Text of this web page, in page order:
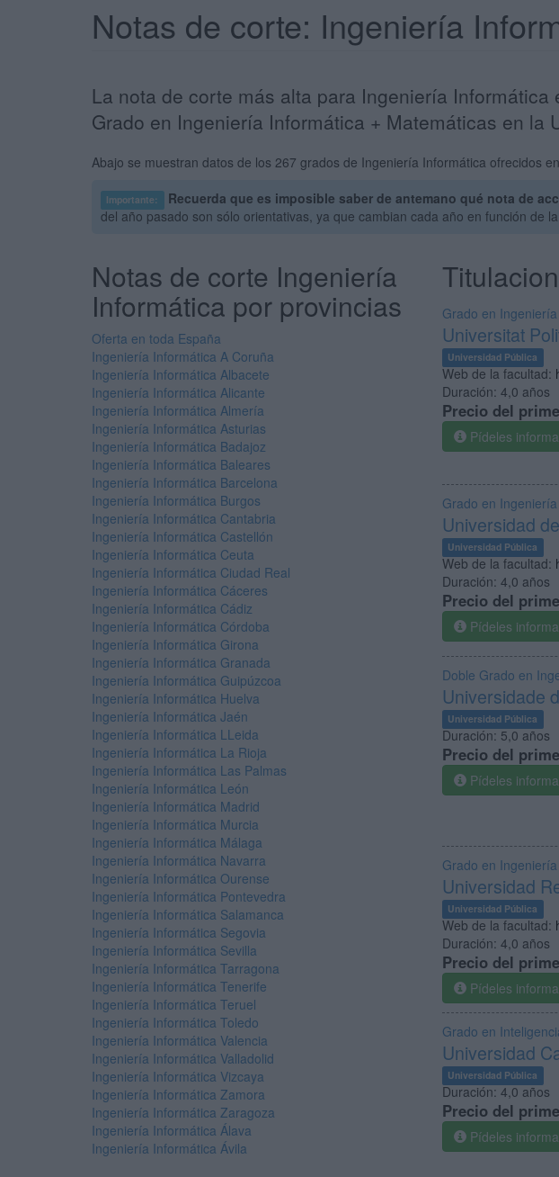
Notas de corte: Ingeniería
La nota de corte más alta para Ingeniería
Grado en Ingeniería Informática + Matemáticas en la
Abajo se muestran datos de los 267 grados de Ingeniería Informática ofrecidos
Importante: Recuerda que es imposible saber de antemano qué nota de
del año pasado son sólo orientativas, ya que cambian cada año en función de
Grado en
Universitat
Universidad Pública
Web de la facultad:
Duración: 4,0 años
Precio del
Pídeles
Grado en
Universidad
Universidad Pública
Web de la facultad:
Duración: 4,0 años
Precio del
Pídeles
Doble Grado en
Universidade
Universidad Pública
Duración: 5,0 años
Precio del
Pídeles
Grado en
Universidad
Universidad Pública
Web de la facultad:
Duración: 4,0 años
Precio del
Pídeles
Grado en
Universidad
Universidad Pública
Duración: 4,0 años
Precio del
Pídeles
Notas de corte Ingeniería
Informática por provincias
Oferta en toda España
Ingeniería Informática A Coruña
Ingeniería Informática Albacete
Ingeniería Informática Alicante
Ingeniería Informática Almería
Ingeniería Informática Asturias
Ingeniería Informática Badajoz
Ingeniería Informática Baleares
Ingeniería Informática Barcelona
Ingeniería Informática Burgos
Ingeniería Informática Cantabria
Ingeniería Informática Castellón
Ingeniería Informática Ceuta
Ingeniería Informática Ciudad Real
Ingeniería Informática Cáceres
Ingeniería Informática Cádiz
Ingeniería Informática Córdoba
Ingeniería Informática Girona
Ingeniería Informática Granada
Ingeniería Informática Guipúzcoa
Ingeniería Informática Huelva
Ingeniería Informática Jaén
Ingeniería Informática LLeida
Ingeniería Informática La Rioja
Ingeniería Informática Las Palmas
Ingeniería Informática León
Ingeniería Informática Madrid
Ingeniería Informática Murcia
Ingeniería Informática Málaga
Ingeniería Informática Navarra
Ingeniería Informática Ourense
Ingeniería Informática Pontevedra
Ingeniería Informática Salamanca
Ingeniería Informática Segovia
Ingeniería Informática Sevilla
Ingeniería Informática Tarragona
Ingeniería Informática Tenerife
Ingeniería Informática Teruel
Ingeniería Informática Toledo
Ingeniería Informática Valencia
Ingeniería Informática Valladolid
Ingeniería Informática Vizcaya
Ingeniería Informática Zamora
Ingeniería Informática Zaragoza
Ingeniería Informática Álava
Ingeniería Informática Ávila